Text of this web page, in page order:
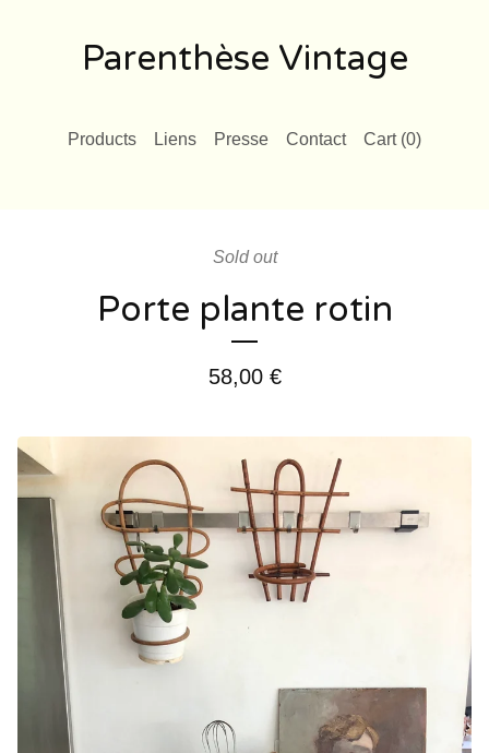
Parenthèse Vintage
Products Liens Presse Contact Cart (0)
Sold out
Porte plante rotin
58,00 €